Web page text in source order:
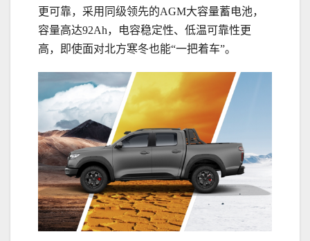
更可靠，采用同级领先的AGM大容量蓄电池，
容量高达92Ah，电容稳定性、低温可靠性更
高，即使面对北方寒冬也能“一把着车”。